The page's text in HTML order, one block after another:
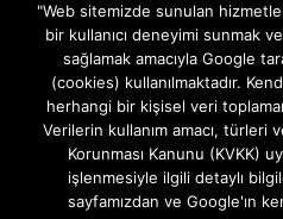
Gizlilik ve Çerezler (Cookies)
Hakkımızda
İletişim Kanalları
MODEM KURULUM
TEKNİK DESTEK
TELEVİZYON SİSTEMLERİ
"Web sitemizde sunulan
bir kullanıcı deneyimi sunmak
sağlamak amacıyla Google
(cookies) kullanılmaktadır.
herhangi bir kişisel veri
Verilerin kullanım amacı, türleri
Korunması Kanunu (KVKK)
işlenmesiyle ilgili detaylı
sayfamızdan ve Google'ın